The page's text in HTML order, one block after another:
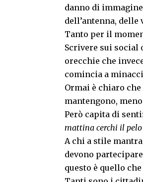
danno di
dell’antenna,
Tanto per il
Scrivere sui social
orecchie che
comincia a
Ormai è chiaro
mantengono,
Però capita di
mattina cerchi il pelo
A chi a stile
devono
questo è quello